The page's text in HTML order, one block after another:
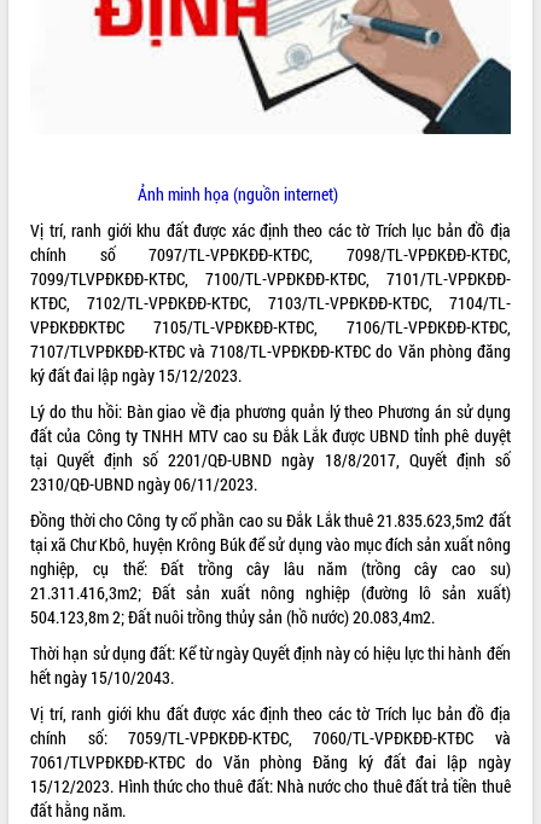
VIDEO
Không có file video nào để phát.
ALBUM ẢNH
LIÊN KẾT WEB
Ảnh minh họa (nguồn internet)
Vị trí, ranh giới khu đất được xác định theo các tờ Trích lục bản đồ địa
chính số 7097/TL-VPĐKĐĐ-KTĐC, 7098/TL-VPĐKĐĐ-KTĐC,
7099/TLVPĐKĐĐ-KTĐC, 7100/TL-VPĐKĐĐ-KTĐC, 7101/TL-VPĐKĐĐ-
KTĐC, 7102/TL-VPĐKĐĐ-KTĐC, 7103/TL-VPĐKĐĐ-KTĐC, 7104/TL-
VPĐKĐĐKTĐC 7105/TL-VPĐKĐĐ-KTĐC, 7106/TL-VPĐKĐĐ-KTĐC,
7107/TLVPĐKĐĐ-KTĐC và 7108/TL-VPĐKĐĐ-KTĐC do Văn phòng đăng
ký đất đai lập ngày 15/12/2023.
Lý do thu hồi: Bàn giao về địa phương quản lý theo Phương án sử dụng
đất của Công ty TNHH MTV cao su Đắk Lắk được UBND tỉnh phê duyệt
tại Quyết định số 2201/QĐ-UBND ngày 18/8/2017, Quyết định số
2310/QĐ-UBND ngày 06/11/2023.
Đồng thời cho Công ty cổ phần cao su Đắk Lắk thuê 21.835.623,5m2 đất
tại xã Chư Kbô, huyện Krông Búk để sử dụng vào mục đích sản xuất nông
nghiệp, cụ thể: Đất trồng cây lâu năm (trồng cây cao su)
21.311.416,3m2; Đất sản xuất nông nghiệp (đường lô sản xuất)
504.123,8m 2; Đất nuôi trồng thủy sản (hồ nước) 20.083,4m2.
Thời hạn sử dụng đất: Kể từ ngày Quyết định này có hiệu lực thi hành đến
hết ngày 15/10/2043.
Vị trí, ranh giới khu đất được xác định theo các tờ Trích lục bản đồ địa
chính số: 7059/TL-VPĐKĐĐ-KTĐC, 7060/TL-VPĐKĐĐ-KTĐC và
7061/TLVPĐKĐĐ-KTĐC do Văn phòng Đăng ký đất đai lập ngày
15/12/2023. Hình thức cho thuê đất: Nhà nước cho thuê đất trả tiền thuê
đất hằng năm.